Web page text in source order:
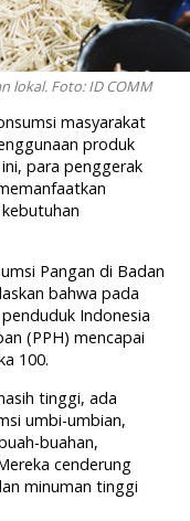
lokal. Foto: ID COMM
masyarakat
produk
para penggerak
Pangan di Badan
bahwa pada
Indonesia
(PPH) mencapai
100.
tinggi, ada
umbi-umbian,
buahan,
cenderung
minuman tinggi